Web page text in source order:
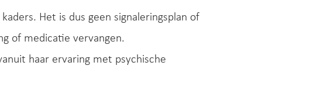
Het is dus geen signaleringsplan of
of medicatie vervangen.
haar ervaring met psychische